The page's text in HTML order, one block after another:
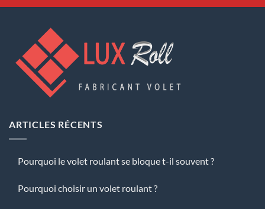
ARTICLES RÉCENTS
Pourquoi le volet roulant se bloque t-il souvent ?
Pourquoi choisir un volet roulant ?